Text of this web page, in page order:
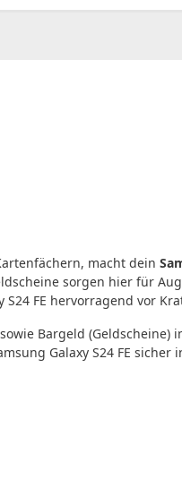
macht dein
sorgen hier für
FE hervorragend vor
Bargeld
Galaxy S24 FE sicher